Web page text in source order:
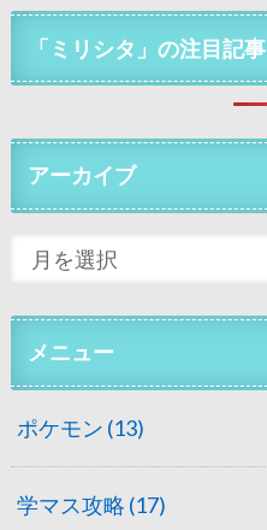
「ミリシタ」の注目記事
アーカイブ
メニュー
ポケモン (13)
学マス攻略 (17)